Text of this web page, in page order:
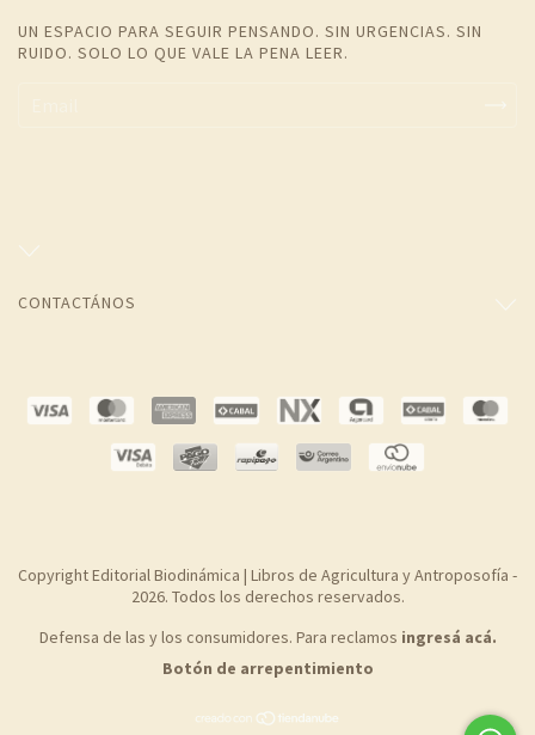
UN ESPACIO PARA SEGUIR PENSANDO. SIN URGENCIAS. SIN
RUIDO. SOLO LO QUE VALE LA PENA LEER.
CONTACTÁNOS
Copyright Editorial Biodinámica | Libros de Agricultura y Antroposofía -
2026. Todos los derechos reservados.
Defensa de las y los consumidores. Para reclamos ingresá acá.
Botón de arrepentimiento